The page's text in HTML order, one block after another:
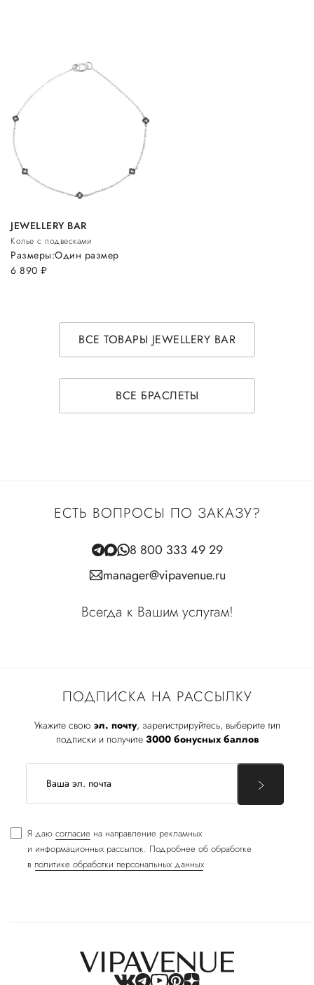
JEWELLERY BAR
Колье с подвесками
6 890 руб.
Размеры:Один размер
ВСЕ ТОВАРЫ JEWELLERY BAR
ВСЕ БРАСЛЕТЫ
ПОДПИСКА НА РАССЫЛКУ
Укажите свою эл. почту, зарегистрируйтесь, выберите тип
подписки и получите 3000 бонусных баллов
Я даю согласие на направление рекламных
и информационных рассылок. Подробнее об обработке
в политике обработки персональных данных
ЕСТЬ ВОПРОСЫ ПО ЗАКАЗУ?
8 800 333 49 29
manager@vipavenue.ru
Всегда к Вашим услугам!